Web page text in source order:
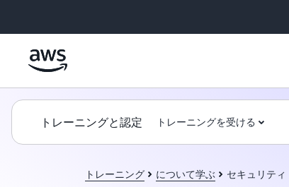
トレーニングと認定 トレーニングを受ける
トレーニング について学ぶ セキュリティ